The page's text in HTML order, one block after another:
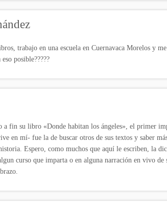
trabajo en una escuela en Cuernavaca Morelos y
posible?????
fin su libro «Donde habitan los ángeles», el primer
en mí- fue la de buscar otros de sus textos y saber
Espero, como muchos que aquí le escriben, la
curso que imparta o en alguna narración en vivo de